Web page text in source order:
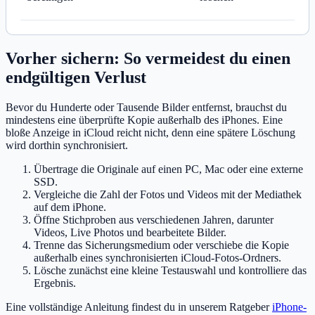
Vorher sichern: So vermeidest du einen
endgültigen Verlust
Bevor du Hunderte oder Tausende Bilder entfernst, brauchst du
mindestens eine überprüfte Kopie außerhalb des iPhones. Eine
bloße Anzeige in iCloud reicht nicht, denn eine spätere Löschung
wird dorthin synchronisiert.
Übertrage die Originale auf einen PC, Mac oder eine externe
SSD.
Vergleiche die Zahl der Fotos und Videos mit der Mediathek
auf dem iPhone.
Öffne Stichproben aus verschiedenen Jahren, darunter
Videos, Live Photos und bearbeitete Bilder.
Trenne das Sicherungsmedium oder verschiebe die Kopie
außerhalb eines synchronisierten iCloud-Fotos-Ordners.
Lösche zunächst eine kleine Testauswahl und kontrolliere das
Ergebnis.
Eine vollständige Anleitung findest du in unserem RatgeberiPhone-